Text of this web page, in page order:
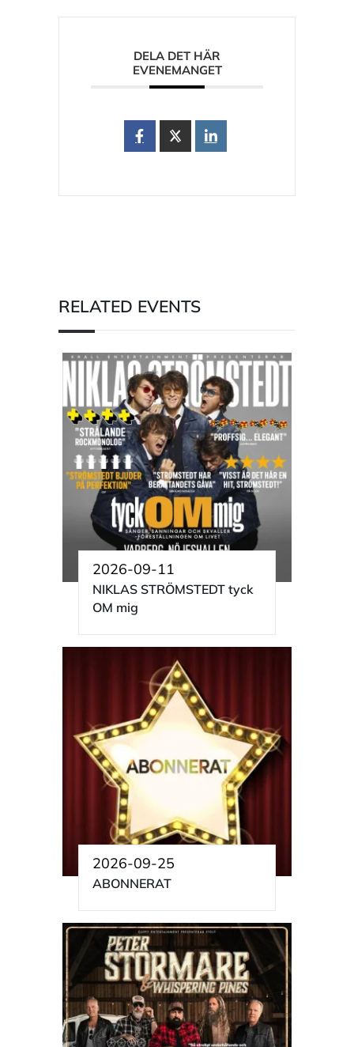
DELA DET HÄR
EVENEMANGET
RELATED EVENTS
2026-09-11
NIKLAS STRÖMSTEDT tyck
OM mig
2026-09-25
ABONNERAT